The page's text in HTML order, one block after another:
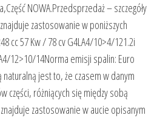
NOWA.Przedsprzedaż – szczegóły
zastosowanie w poniższych
cc 57 Kw / 78 cv G4LA4/10>4/121.2i
12>10/14Norma emisji spalin: Euro
naturalną jest to, że czasem w danym
części, różniących się między sobą
zastosowanie w aucie opisanym